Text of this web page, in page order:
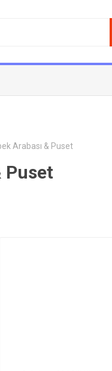
Arabası & Puset
Puset